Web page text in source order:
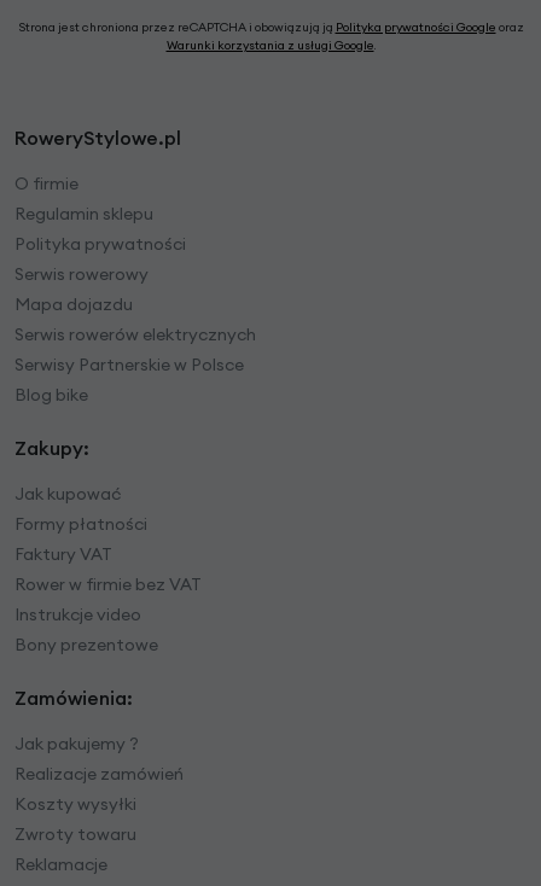
Strona jest chroniona przez reCAPTCHA i obowiązują ją Polityka prywatności Google oraz
Warunki korzystania z usługi Google.
RoweryStylowe.pl
O firmie
Regulamin sklepu
Polityka prywatności
Serwis rowerowy
Mapa dojazdu
Serwis rowerów elektrycznych
Serwisy Partnerskie w Polsce
Blog bike
Zakupy:
Jak kupować
Formy płatności
Faktury VAT
Rower w firmie bez VAT
Instrukcje video
Bony prezentowe
Zamówienia:
Jak pakujemy ?
Realizacje zamówień
Koszty wysyłki
Zwroty towaru
Reklamacje